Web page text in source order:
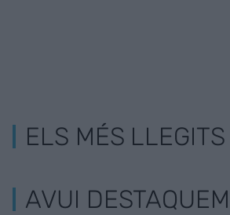
ELS MÉS LLEGITS
AVUI DESTAQUEM